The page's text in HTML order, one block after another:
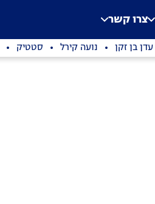
צרו קשר
עדן בן זקן נועה קירל סטטיק